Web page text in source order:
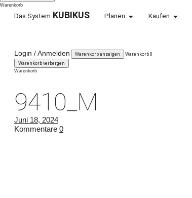
Das System KUBIKUS Planen Kaufen
KARLSHOLZ
WEIL WIR VERÄNDERUNG LIEBEN.
Login / Anmelden Warenkorb anzeigen Warenkorb 0
Warenkorb verbergen
Warenkorb
Warenkorb
9410_M
Juni 18, 2024
Kommentare 0